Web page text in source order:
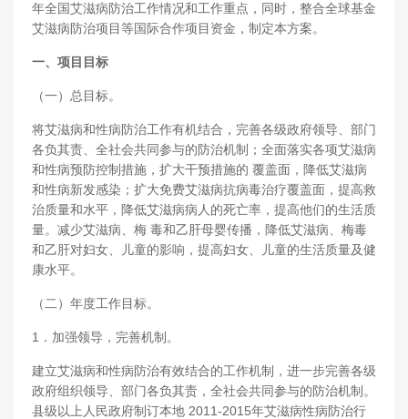
年全国艾滋病防治工作情况和工作重点，同时，整合全球基金
艾滋病防治项目等国际合作项目资金，制定本方案。
一、项目目标
（一）总目标。
将艾滋病和性病防治工作有机结合，完善各级政府领导、部门
各负其责、全社会共同参与的防治机制；全面落实各项艾滋病
和性病预防控制措施，扩大干预措施的 覆盖面，降低艾滋病
和性病新发感染；扩大免费艾滋病抗病毒治疗覆盖面，提高救
治质量和水平，降低艾滋病病人的死亡率，提高他们的生活质
量。减少艾滋病、梅 毒和乙肝母婴传播，降低艾滋病、梅毒
和乙肝对妇女、儿童的影响，提高妇女、儿童的生活质量及健
康水平。
（二）年度工作目标。
1．加强领导，完善机制。
建立艾滋病和性病防治有效结合的工作机制，进一步完善各级
政府组织领导、部门各负其责，全社会共同参与的防治机制。
县级以上人民政府制订本地 2011-2015年艾滋病性病防治行